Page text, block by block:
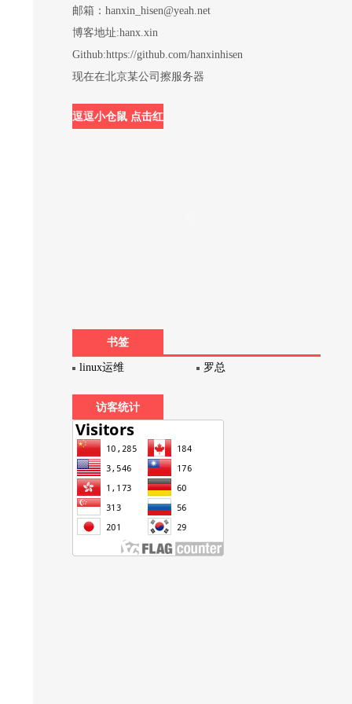
邮箱：hanxin_hisen@yeah.net
博客地址:hanx.xin
Github:https://github.com/hanxinhisen
现在在北京某公司擦服务器
逗逗小仓鼠 点击红
书签
linux运维 罗总
访客统计